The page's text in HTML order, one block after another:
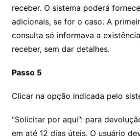
receber. O sistema poderá
adicionais, se for o caso. A
consulta só informava a
receber, sem dar detalhes.
Passo 5
Clicar na opção indicada pelo
“Solicitar por aqui”: para
em até 12 dias úteis. O usuário